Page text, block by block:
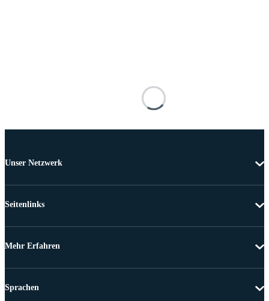
Unser Netzwerk
Seitenlinks
Mehr Erfahren
Sprachen